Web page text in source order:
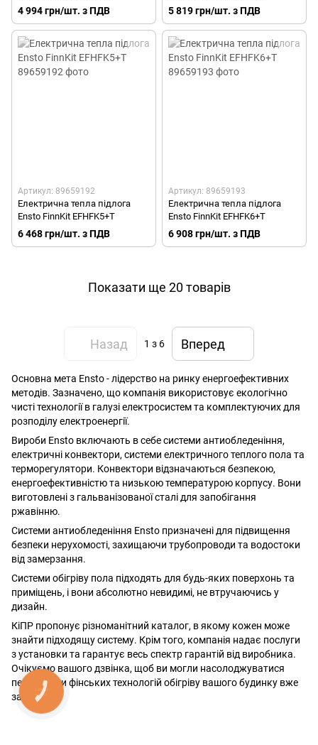
4 994 грн/шт. з ПДВ 5 819 грн/шт. з ПДВ
Артикул: 89659192
Електрична тепла підлога
Ensto FinnKit EFHFK5+T
6 468 грн/шт. з ПДВ
Артикул: 89659193
Електрична тепла підлога
Ensto FinnKit EFHFK6+T
6 908 грн/шт. з ПДВ
Показати ще 20 товарів
Назад 1 з 6 Вперед
Основна мета Ensto - лідерство на ринку енергоефективних
методів. Зазначено, що компанія використовує екологічно
чисті технології в галузі електросистем та комплектуючих для
розподілу електроенергії.
Вироби Ensto включають в себе системи антиобледеніння,
електричні конвектори, системи електричного теплого пола та
терморегулятори. Конвектори відзначаються безпекою,
енергоефективністю та низькою температурою корпусу. Вони
виготовлені з гальванізованої сталі для запобігання
ржавінню.
Системи антиобледеніння Ensto призначені для підвищення
безпеки нерухомості, захищаючи трубопроводи та водостоки
від замерзання.
Системи обігріву пола підходять для будь-яких поверхонь та
приміщень, і вони абсолютно невидимі, не втручаючись у
дизайн.
КіПР пропонує різноманітний каталог, в якому кожен може
знайти підходящу систему. Крім того, компанія надає послуги
з установки та гарантує весь спектр гарантій від виробника.
Очікуємо вашого дзвінка, щоб ви могли насолоджуватися
перевагами фінських технологій обігріву вашого будинку вже
зараз!
КНОПКА
ЗВ'ЯЗКУ